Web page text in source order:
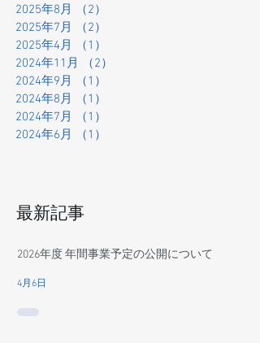
2025年8月
（2）
2025年7月
（2）
2025年4月
（1）
2024年11月
（2）
2024年9月
（1）
2024年8月
（1）
2024年7月
（1）
2024年6月
（1）
最新記事
2026年度 年間事業予定の公開について
4月6日